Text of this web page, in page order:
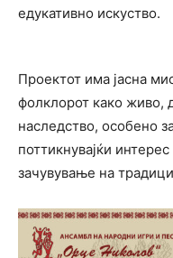
едукативно искуство.
Проектот има јасна
фолклорот како живо,
наследство, особено
поттикнувајќи
зачувување на